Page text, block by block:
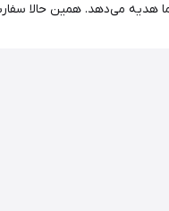
هدیه می‌دهد. همین حالا